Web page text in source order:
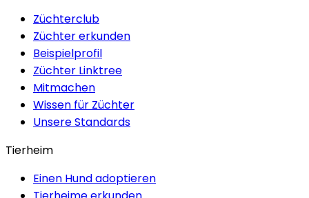
Züchterclub
Züchter erkunden
Beispielprofil
Züchter Linktree
Mitmachen
Wissen für Züchter
Unsere Standards
Tierheim
Einen Hund adoptieren